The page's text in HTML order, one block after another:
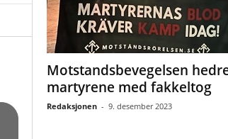
Motstandsbevegelsen
martyrene med fakkeltog
Redaksjonen - 9. desember 2023